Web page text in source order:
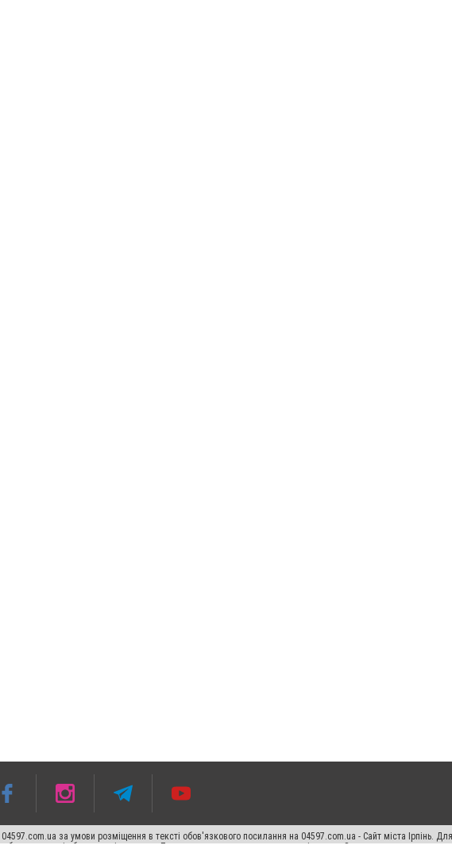
за умови розміщення в тексті обов'язкового посилання на 04597.com.ua - Сайт міста Ірпінь.
в тексті або в якості джерела. Порушення виняткових прав переслідується Законом.